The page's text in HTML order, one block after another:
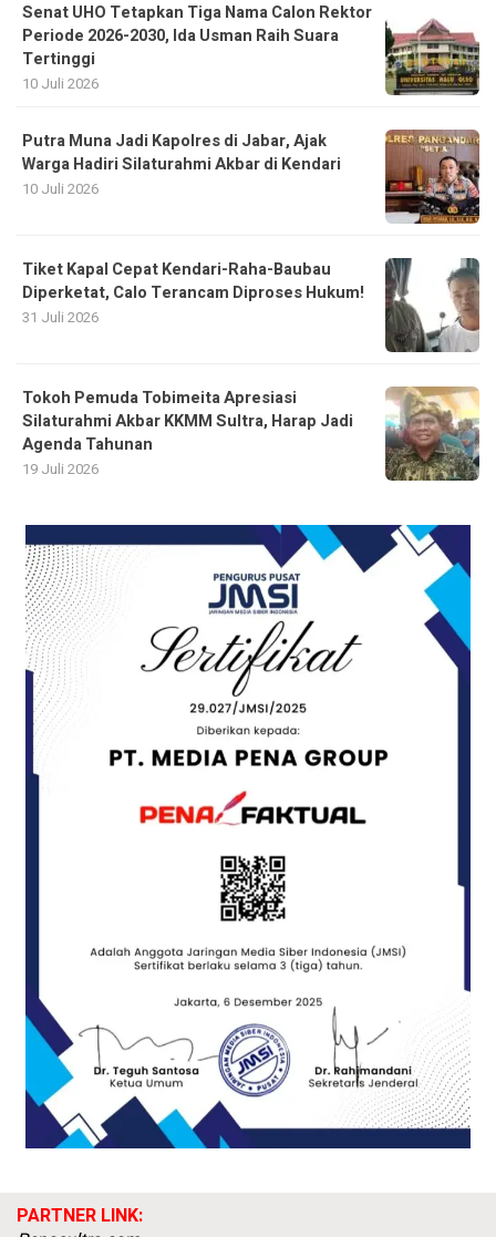
Senat UHO Tetapkan Tiga Nama Calon Rektor
Periode 2026-2030, Ida Usman Raih Suara
Tertinggi
10 Juli 2026
Putra Muna Jadi Kapolres di Jabar, Ajak
Warga Hadiri Silaturahmi Akbar di Kendari
10 Juli 2026
Tiket Kapal Cepat Kendari-Raha-Baubau
Diperketat, Calo Terancam Diproses Hukum!
31 Juli 2026
Tokoh Pemuda Tobimeita Apresiasi
Silaturahmi Akbar KKMM Sultra, Harap Jadi
Agenda Tahunan
19 Juli 2026
PARTNER LINK: